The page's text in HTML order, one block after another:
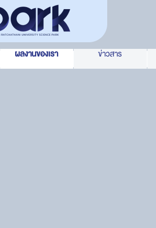
ผลงานของเรา ข่าวสาร